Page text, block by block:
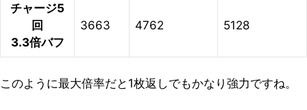
チャージ5
回
3.3倍バフ
3663 4762 5128
このように最大倍率だと1枚返しでもかなり強力ですね。